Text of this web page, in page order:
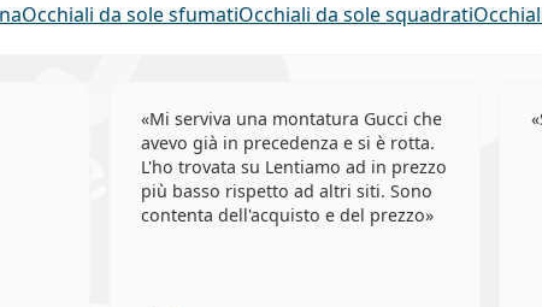
Occhiali da sole sfumatiOcchiali da sole squadrati
Mi serviva una montatura Gucci che
avevo già in precedenza e si è rotta.
L'ho trovata su Lentiamo ad in prezzo
più basso rispetto ad altri siti. Sono
contenta dell'acquisto e del prezzo